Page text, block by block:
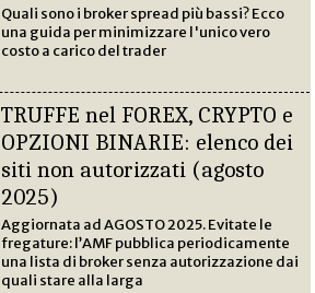
Quali sono i broker spread più bassi? Ecco
una guida per minimizzare l'unico vero
costo a carico del trader
TRUFFE nel FOREX, CRYPTO e
OPZIONI BINARIE: elenco dei
siti non autorizzati (agosto
2025)
Aggiornata ad AGOSTO 2025. Evitate le
fregature: l’AMF pubblica periodicamente
una lista di broker senza autorizzazione dai
quali stare alla larga